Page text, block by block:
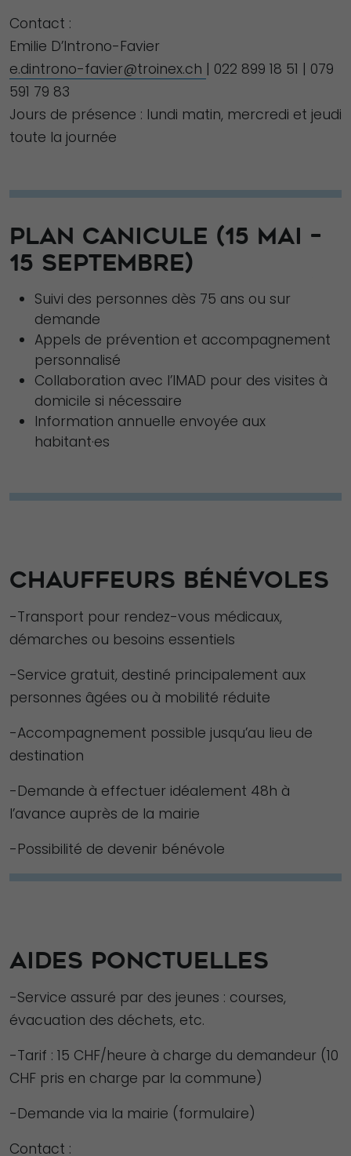
Contact :
Emilie D’Introno-Favier
e.dintrono-favier@troinex.ch | 022 899 18 51 | 079
591 79 83
Jours de présence : lundi matin, mercredi et jeudi
toute la journée
PLAN CANICULE (15 MAI –
15 SEPTEMBRE)
Suivi des personnes dès 75 ans ou sur
demande
Appels de prévention et accompagnement
personnalisé
Collaboration avec l’IMAD pour des visites à
domicile si nécessaire
Information annuelle envoyée aux
habitant·es
CHAUFFEURS BÉNÉVOLES
-Transport pour rendez-vous médicaux,
démarches ou besoins essentiels
-Service gratuit, destiné principalement aux
personnes âgées ou à mobilité réduite
-Accompagnement possible jusqu’au lieu de
destination
-Demande à effectuer idéalement 48h à
l’avance auprès de la mairie
-Possibilité de devenir bénévole
AIDES PONCTUELLES
-Service assuré par des jeunes : courses,
évacuation des déchets, etc.
-Tarif : 15 CHF/heure à charge du demandeur (10
CHF pris en charge par la commune)
-Demande via la mairie (formulaire)
Contact :